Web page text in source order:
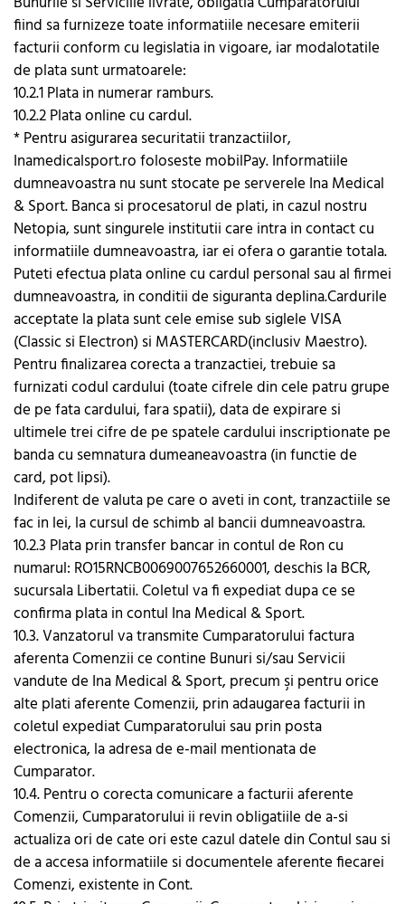
fiind sa furnizeze toate informatiile necesare emiterii
facturii conform cu legislatia in vigoare, iar modalotatile
de plata sunt urmatoarele:
10.2.1 Plata in numerar ramburs.
10.2.2 Plata online cu cardul.
* Pentru asigurarea securitatii tranzactiilor,
Inamedicalsport.ro foloseste mobilPay. Informatiile
dumneavoastra nu sunt stocate pe serverele Ina Medical
& Sport. Banca si procesatorul de plati, in cazul nostru
Netopia, sunt singurele institutii care intra in contact cu
informatiile dumneavoastra, iar ei ofera o garantie totala.
Puteti efectua plata online cu cardul personal sau al firmei
dumneavoastra, in conditii de siguranta deplina.Cardurile
acceptate la plata sunt cele emise sub siglele VISA
(Classic si Electron) si MASTERCARD(inclusiv Maestro).
Pentru finalizarea corecta a tranzactiei, trebuie sa
furnizati codul cardului (toate cifrele din cele patru grupe
de pe fata cardului, fara spatii), data de expirare si
ultimele trei cifre de pe spatele cardului inscriptionate pe
banda cu semnatura dumeaneavoastra (in functie de
card, pot lipsi).
Indiferent de valuta pe care o aveti in cont, tranzactiile se
fac in lei, la cursul de schimb al bancii dumneavoastra.
10.2.3 Plata prin transfer bancar in contul de Ron cu
numarul: RO15RNCB0069007652660001, deschis la BCR,
sucursala Libertatii. Coletul va fi expediat dupa ce se
confirma plata in contul Ina Medical & Sport.
10.3. Vanzatorul va transmite Cumparatorului factura
aferenta Comenzii ce contine Bunuri si/sau Servicii
vandute de Ina Medical & Sport, precum şi pentru orice
alte plati aferente Comenzii, prin adaugarea facturii in
coletul expediat Cumparatorului sau prin posta
electronica, la adresa de e-mail mentionata de
Cumparator.
10.4. Pentru o corecta comunicare a facturii aferente
Comenzii, Cumparatorului ii revin obligatiile de a-si
actualiza ori de cate ori este cazul datele din Contul sau si
de a accesa informatiile si documentele aferente fiecarei
Comenzi, existente in Cont.